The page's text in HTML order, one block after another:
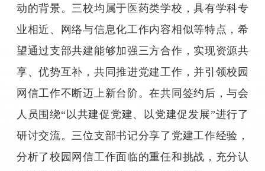
动的背景。三校均属于医药类学校，具有学科专
业相近、网络与信息化工作内容相似等特点，希
望通过支部共建能够加强三方合作，实现资源共
享、优势互补，共同推进党建工作，并引领校园
网信工作不断迈上新台阶。在共同签约后，与会
人员围绕“ 以共建促党建、以党建促发展”进行了
研讨交流。三位支部书记分享了党建工作经验，
分析了校园网信工作面临的重任和挑战，充分认